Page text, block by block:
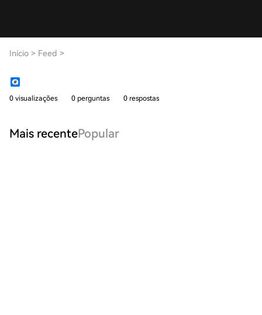
Início > Feed >
0 visualizações 0 perguntas 0 respostas
Mais recentePopular